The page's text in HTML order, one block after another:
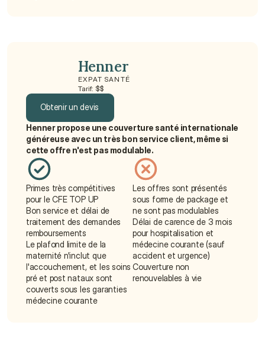
Henner
EXPAT SANTÉ
Tarif: $$
Obtenir un devis
Obtenir un devis
Henner propose une couverture santé internationale
généreuse avec un très bon service client, même si
cette offre n'est pas modulable.
Primes très compétitives
pour le CFE TOP UP
Bon service et délai de
traitement des demandes
remboursements
Le plafond limite de la
maternité n'inclut que
l'accouchement, et les soins
pré et post nataux sont
couverts sous les garanties
médecine courante
Les offres sont présentés
sous forme de package et
ne sont pas modulables
Délai de carence de 3 mois
pour hospitalisation et
médecine courante (sauf
accident et urgence)
Couverture non
renouvelables à vie